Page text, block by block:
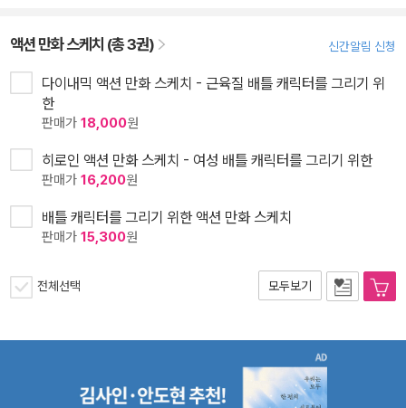
액션 만화 스케치 (총 3권) 신간알림 신청
다이내믹 액션 만화 스케치 - 근육질 배틀 캐릭터를 그리기 위
한
판매가 18,000원
히로인 액션 만화 스케치 - 여성 배틀 캐릭터를 그리기 위한
판매가 16,200원
배틀 캐릭터를 그리기 위한 액션 만화 스케치
판매가 15,300원
전체선택 모두보기